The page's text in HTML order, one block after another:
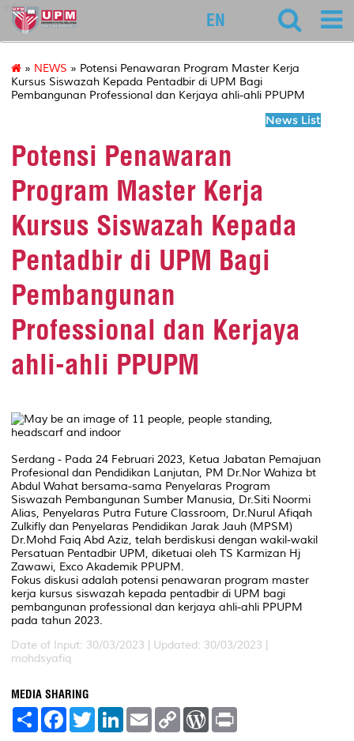
educ
EN
» NEWS » Potensi Penawaran Program Master Kerja
Kursus Siswazah Kepada Pentadbir di UPM Bagi
Pembangunan Professional dan Kerjaya ahli-ahli PPUPM
News List
Potensi Penawaran
Program Master Kerja
Kursus Siswazah Kepada
Pentadbir di UPM Bagi
Pembangunan
Professional dan Kerjaya
ahli-ahli PPUPM
Serdang - Pada 24 Februari 2023, Ketua Jabatan Pemajuan
Profesional dan Pendidikan Lanjutan, PM Dr.Nor Wahiza bt
Abdul Wahat bersama-sama Penyelaras Program
Siswazah Pembangunan Sumber Manusia, Dr.Siti Noormi
Alias, Penyelaras Putra Future Classroom, Dr.Nurul Afiqah
Zulkifly dan Penyelaras Pendidikan Jarak Jauh (MPSM)
Dr.Mohd Faiq Abd Aziz, telah berdiskusi dengan wakil-wakil
Persatuan Pentadbir UPM, diketuai oleh TS Karmizan Hj
Zawawi, Exco Akademik PPUPM.
Fokus diskusi adalah potensi penawaran program master
kerja kursus siswazah kepada pentadbir di UPM bagi
pembangunan professional dan kerjaya ahli-ahli PPUPM
pada tahun 2023.
Date of Input: 30/03/2023 | Updated: 30/03/2023 |
mohdsyafiq
MEDIA SHARING
S
F
a
T
w
L
E
m
C
W